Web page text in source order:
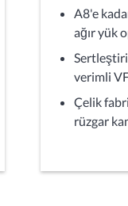
A8'e
ağır yük
verimli
Çelik
rüzgar